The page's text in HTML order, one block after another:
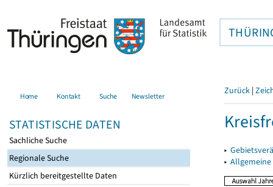
Home Kontakt Suche Newsletter
STATISTISCHE DATEN
Sachliche Suche
Regionale Suche
Kürzlich bereitgestellte Daten
Zurück |
▸
▸